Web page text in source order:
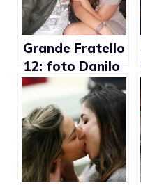
Grande Fratello
12: foto Danilo
Novelli e Manila
Gorio insieme